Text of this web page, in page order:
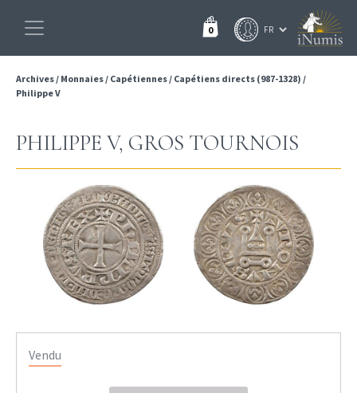
0
Archives/ Monnaies/ Capétiennes/ Capétiens directs (987-1328) /
Philippe V
PHILIPPE V, GROS TOURNOIS
Vendu